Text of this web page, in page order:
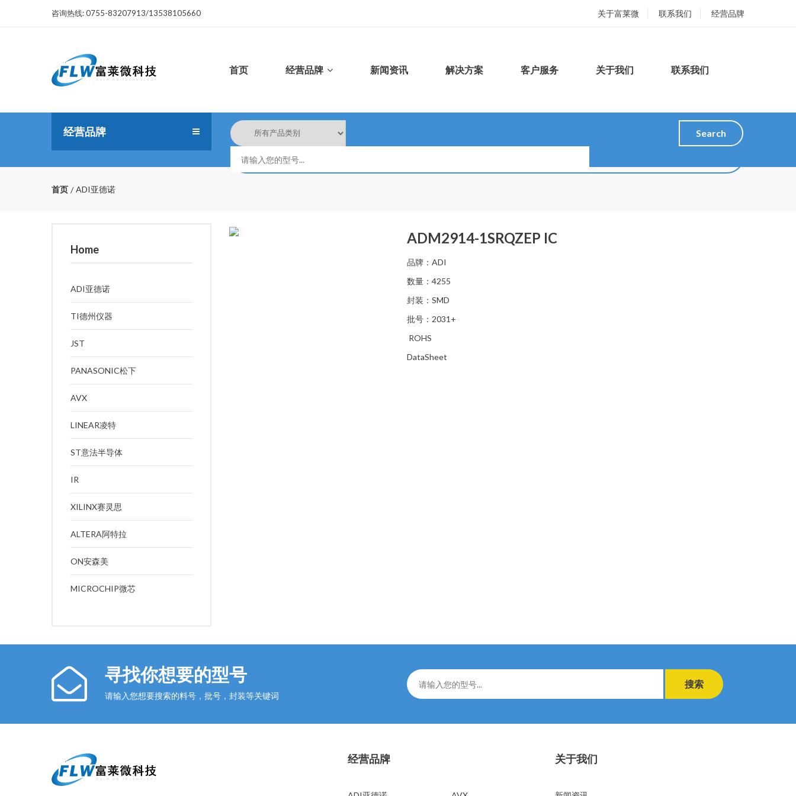
咨询热线:0755-83207913/13538105660 关于富莱微 联系我们 经营品牌
首页 经营品牌 新闻资讯 解决方案 客户服务 关于我们 联系我们
经营品牌 Search
首页 ADI亚德诺
Home
ADI亚德诺
TI德州仪器
JST
PANASONIC松下
AVX
LINEAR凌特
ST意法半导体
IR
XILINX赛灵思
ALTERA阿特拉
ON安森美
MICROCHIP微芯
ADM2914-1SRQZEP IC
品牌：ADI
数量：4255
封装：SMD
批号：2031+
ROHS
DataSheet
寻找你想要的型号
请输入您想要搜索的料号，批号，封装等关键词
搜索
经营品牌 关于我们